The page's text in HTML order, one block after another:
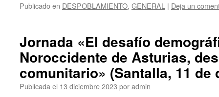
Publicado en DESPOBLAMIENTO, GENERAL | Deja un
Jornada «El desafío
Noroccidente de Asturias,
comunitario» (Santalla, 11 de
Publicada el 13 diciembre 2023 poradmin